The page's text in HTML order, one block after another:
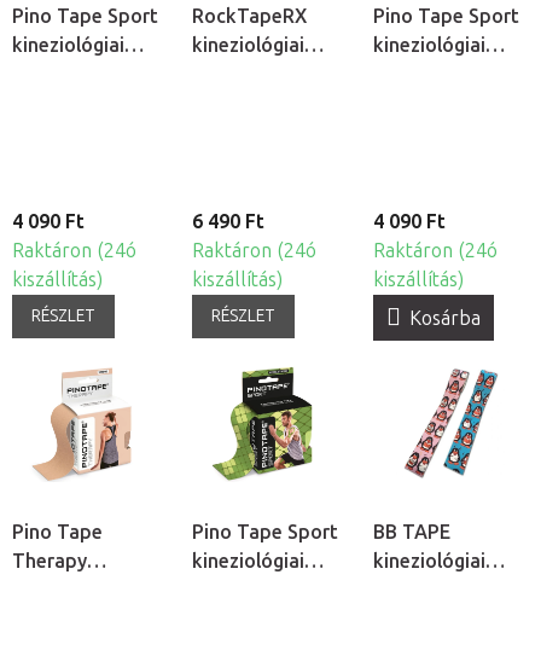
Pino Tape Sport
kineziológiai
4 090 Ft
Raktáron (24ó
kiszállítás)
RÉSZLET
RockTapeRX
kineziológiai
6 490 Ft
Raktáron (24ó
kiszállítás)
RÉSZLET
Pino Tape Sport
kineziológiai
4 090 Ft
Raktáron (24ó
kiszállítás)
Kosárba
Pino Tape
Therapy
Pino Tape Sport
kineziológiai
BB TAPE
kineziológiai